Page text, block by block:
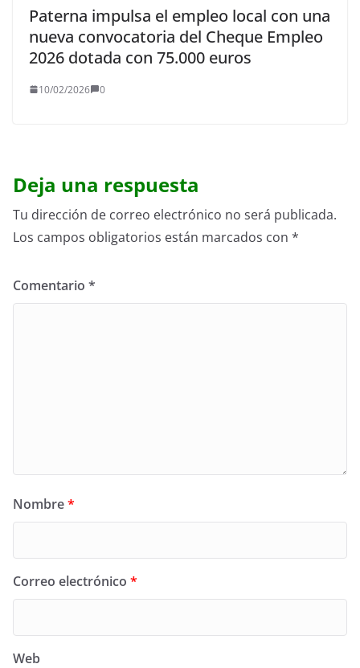
Paterna impulsa el empleo local con una
nueva convocatoria del Cheque Empleo
2026 dotada con 75.000 euros
10/02/2026 0
Deja una respuesta
Tu dirección de correo electrónico no será publicada.
Los campos obligatorios están marcados con *
Comentario *
Nombre*
Correo electrónico *
Web